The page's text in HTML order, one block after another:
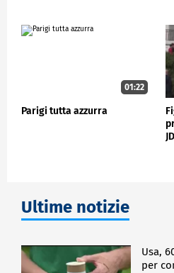
01:22
Parigi tutta azzurra
Ultime notizie
Usa,
per